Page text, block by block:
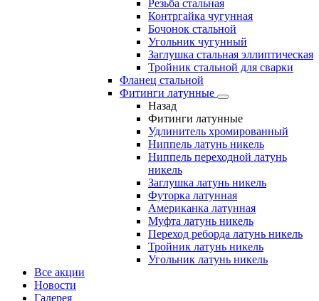
Резьба стальная
Контргайка чугунная
Бочонок стальной
Угольник чугунный
Заглушка стальная эллиптическая
Тройник стальной для сварки
Фланец стальной
Фитинги латунные
Назад
Фитинги латунные
Удлинитель хромированный
Ниппель латунь никель
Ниппель переходной латунь
никель
Заглушка латунь никель
Футорка латунная
Американка латунная
Муфта латунь никель
Переход реборда латунь никель
Тройник латунь никель
Угольник латунь никель
Все акции
Новости
Галерея